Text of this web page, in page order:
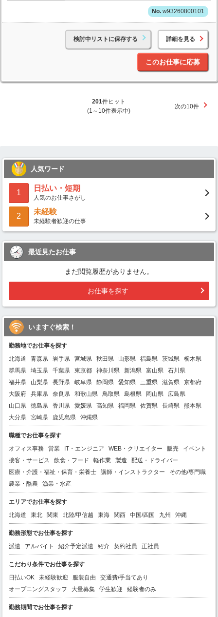
w93260800101
検討中リストに保存する 詳細を見る
このお仕事に応募
201件ヒット
(1～10件表示中)
次の10件
人気ワード
1
日払い・短期
人気のお仕事さがし
2
未経験
未経験者歓迎の仕事
最近見たお仕事
まだ閲覧履歴がありません。
お仕事を探す
いますぐ検索！
勤務地でお仕事を探す
北海道
青森県 岩手県 宮城県 秋田県 山形県 福島県 茨城県
栃木県
群馬県
埼玉県 千葉県 東京都 神奈川県 新潟県 富山県
石川県
福井県
山梨県 長野県 岐阜県 静岡県 愛知県 三重県 滋賀県
京都府
大阪府
兵庫県 奈良県 和歌山県 鳥取県 島根県 岡山県
広島県
山口県
徳島県 香川県 愛媛県 高知県 福岡県 佐賀県 長崎県
熊本県
大分県
宮崎県 鹿児島県 沖縄県
職種でお仕事を探す
オフィス事務
営業 IT・エンジニア WEB・クリエイター 販売
イベント
接客・サービス
飲食・フード 軽作業 製造
配送・ドライバー
医療・介護・福祉・保育・栄養士
講師・インストラクター
その他/専門職
農業・酪農
漁業・水産
エリアでお仕事を探す
北海道
東北 関東 北陸/甲信越 東海 関西 中国/四国 九州 沖縄
勤務形態でお仕事を探す
派遣
アルバイト 紹介予定派遣 紹介 契約社員 正社員
こだわり条件でお仕事を探す
日払いOK
未経験歓迎 服装自由
交通費/手当てあり
オープニングスタッフ
大量募集 学生歓迎 経験者のみ
勤務期間でお仕事を探す